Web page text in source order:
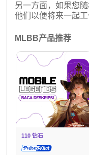
另一方面，如果您
他们以便将来一起工
MLBB产品推荐
110 钻石